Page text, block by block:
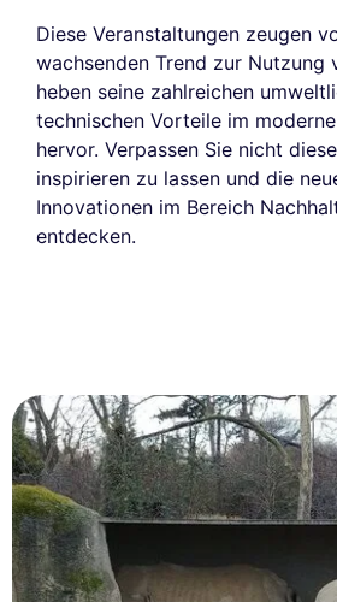
Diese Veranstaltungen zeugen
wachsenden Trend zur Nutzung
heben seine zahlreichen
technischen Vorteile im
hervor. Verpassen Sie nicht
inspirieren zu lassen und die
Innovationen im Bereich
entdecken.